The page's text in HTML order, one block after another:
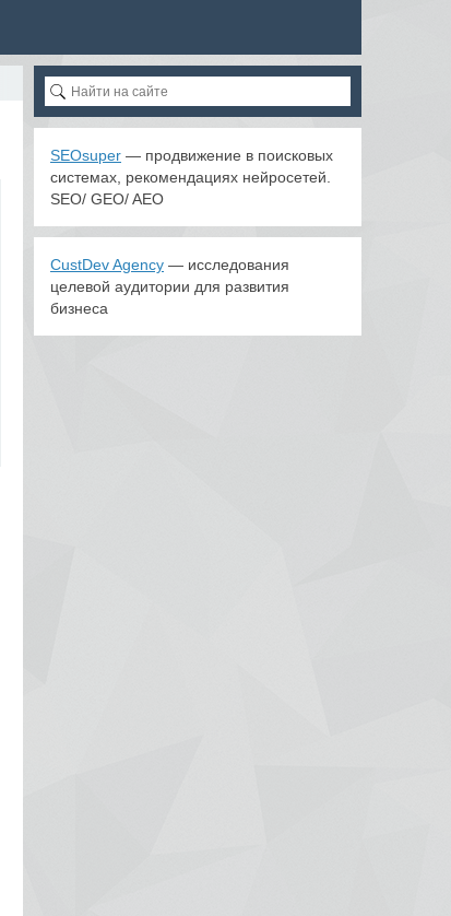
SEOsuper — продвижение в поисковых
системах, рекомендациях нейросетей.
SEO/ GEO/ AEO
CustDev Agency — исследования
целевой аудитории для развития
бизнеса